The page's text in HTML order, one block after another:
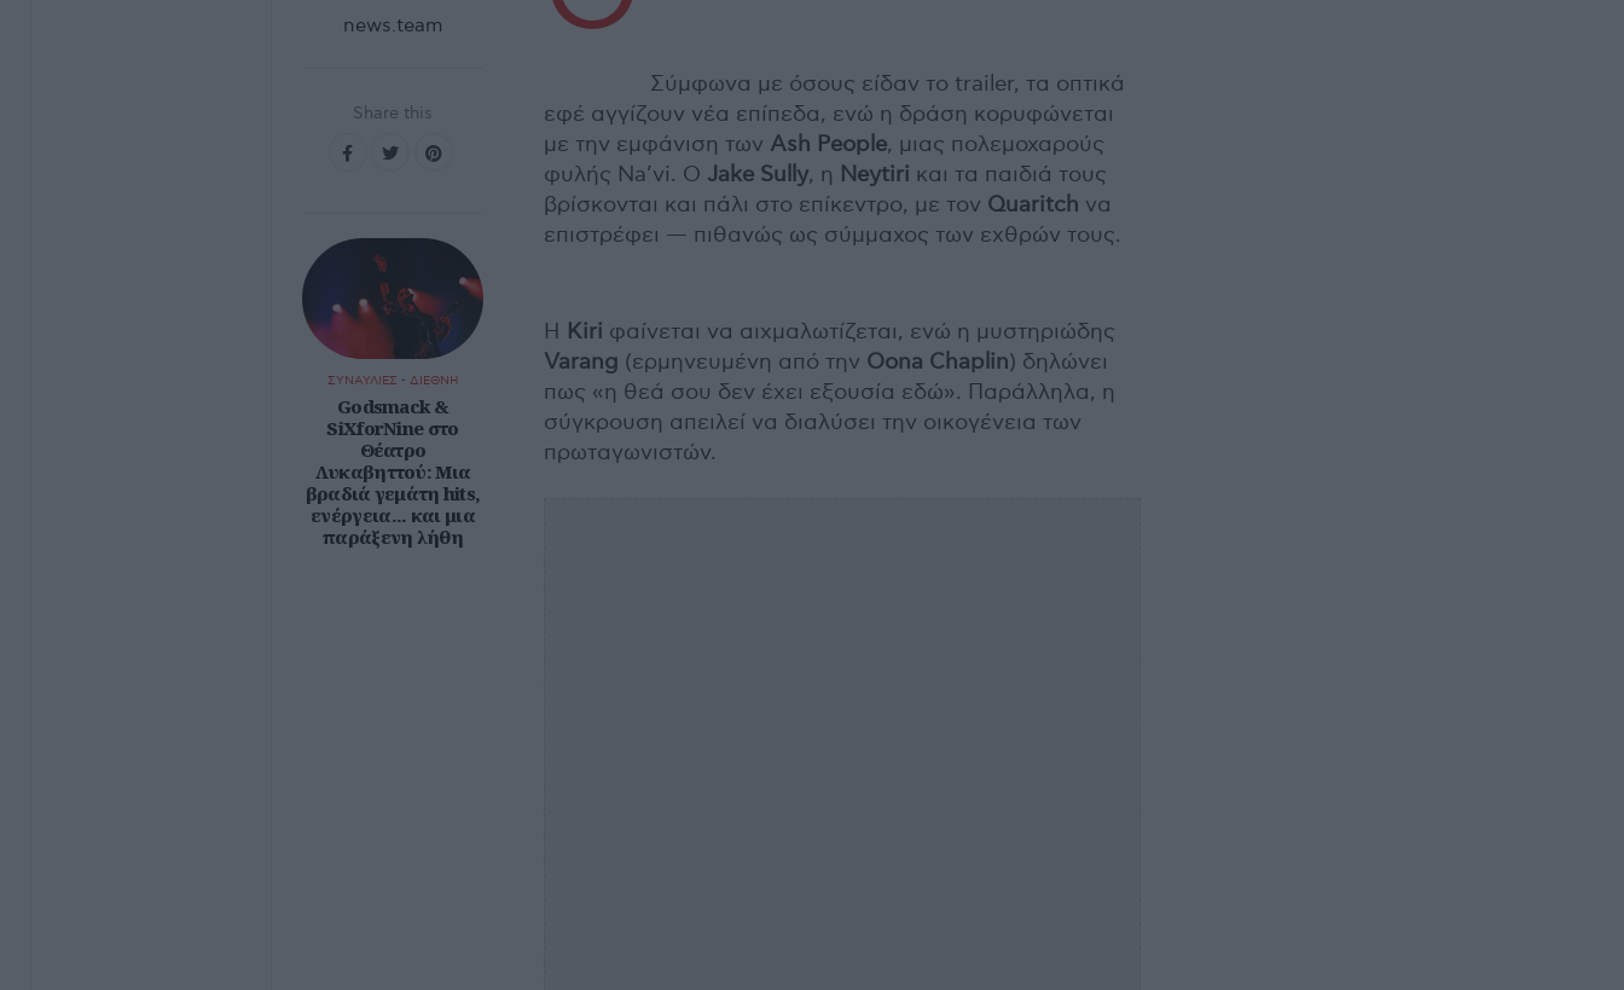
news.team
Share this
ΣΥΝΑΥΛΙΕΣ - ΔΙΕΘΝΗ
Godsmack &
SiXforNine στο
Θέατρο
Λυκαβηττού: Μια
βραδιά γεμάτη hits,
ενέργεια... και μια
παράξενη λήθη
Σύμφωνα με όσους είδαν το trailer, τα οπτικά
εφέ αγγίζουν νέα επίπεδα, ενώ η δράση κορυφώνεται
με την εμφάνιση των Ash People, μιας πολεμοχαρούς
φυλής Na’vi. Ο Jake Sully, η Neytiri και τα παιδιά τους
βρίσκονται και πάλι στο επίκεντρο, με τον Quaritch να
επιστρέφει — πιθανώς ως σύμμαχος των εχθρών τους.
Η Kiri φαίνεται να αιχμαλωτίζεται, ενώ η μυστηριώδης
Varang (ερμηνευμένη από την Oona Chaplin) δηλώνει
πως «η θεά σου δεν έχει εξουσία εδώ». Παράλληλα, η
σύγκρουση απειλεί να διαλύσει την οικογένεια των
πρωταγωνιστών.